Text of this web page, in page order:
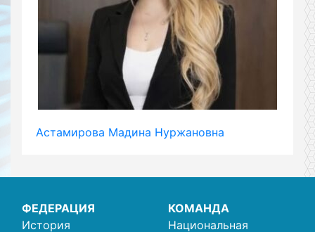
Астамирова Мадина Нуржановна
ФЕДЕРАЦИЯ
История
КОМАНДА
Национальная